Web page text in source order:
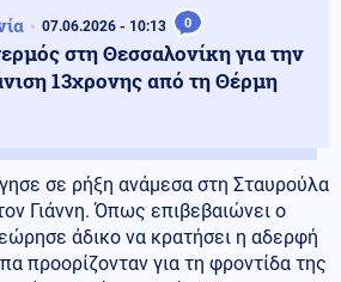
07.06.2026 - 10:13 0
στη Θεσσαλονίκη για την
13χρονης από τη Θέρμη
σε ρήξη ανάμεσα στη Σταυρούλα
Γιάννη. Όπως επιβεβαιώνει ο
άδικο να κρατήσει η αδερφή
προορίζονταν για τη φροντίδα της